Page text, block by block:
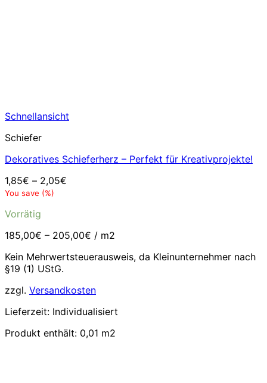
Schnellansicht
Schiefer
Dekoratives Schieferherz – Perfekt für Kreativprojekte!
1,85€ – 2,05€
You save (%)
Vorrätig
185,00€ – 205,00€ / m2
Kein Mehrwertsteuerausweis, da Kleinunternehmer nach
§19 (1) UStG.
zzgl. Versandkosten
Lieferzeit: Individualisiert
Produkt enthält: 0,01 m2